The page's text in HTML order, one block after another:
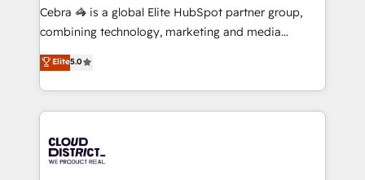
boost with a new HubSpot site Recognized leaders:
🏆 HubSpot Platform Migration Impact Award 🏆
Inbound Campaign of the Year 🏆 Gold AVA Digital
Award for Best Website 🌟 Accreditations: CRM
Cebra 🦓 is a global Elite HubSpot partner group,
combining technology, marketing and media
expertise across Latin America and Southern
Europe, with teams across 7 countries. Born in Chile,
we combine local insight with international reach to
help businesses grow through technology, creativity,
500+ HubSpot implementations, building end-to-
end solutions that integrate CRM, AI automation,
Elite5.0